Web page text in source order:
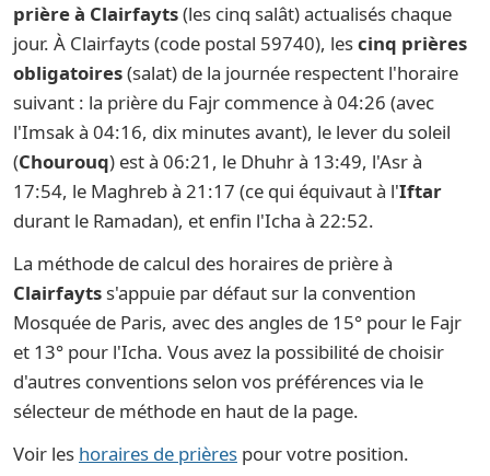
prière à Clairfayts(les cinq salât) actualisés chaque
jour. À Clairfayts (code postal 59740), lescinq prières
obligatoires(salat) de la journée respectent l'horaire
suivant : la prière du Fajr commence à 04:26 (avec
l'Imsak à 04:16, dix minutes avant), le lever du soleil
(Chourouq) est à 06:21, le Dhuhr à 13:49, l'Asr à
17:54, le Maghreb à 21:17 (ce qui équivaut à l'Iftar
durant le Ramadan), et enfin l'Icha à 22:52.
La méthode de calcul des horaires de prière à
Clairfayts s'appuie par défaut sur la convention
Mosquée de Paris, avec des angles de 15° pour le Fajr
et 13° pour l'Icha. Vous avez la possibilité de choisir
d'autres conventions selon vos préférences via le
sélecteur de méthode en haut de la page.
Voir les horaires de prières pour votre position.